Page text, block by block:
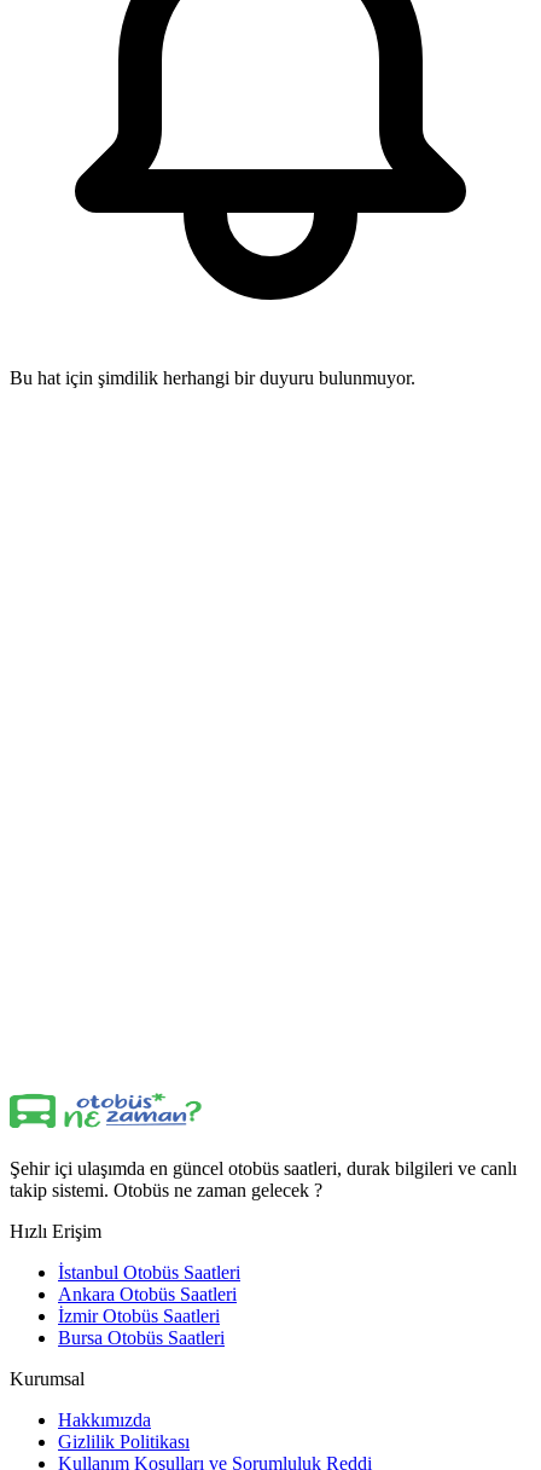
Bu hat için şimdilik herhangi bir duyuru bulunmuyor.
Şehir içi ulaşımda en güncel otobüs saatleri, durak bilgileri ve canlı
takip sistemi. Otobüs ne zaman gelecek ?
Hızlı Erişim
İstanbul Otobüs Saatleri
Ankara Otobüs Saatleri
İzmir Otobüs Saatleri
Bursa Otobüs Saatleri
Kurumsal
Hakkımızda
Gizlilik Politikası
Kullanım Koşulları ve Sorumluluk Reddi